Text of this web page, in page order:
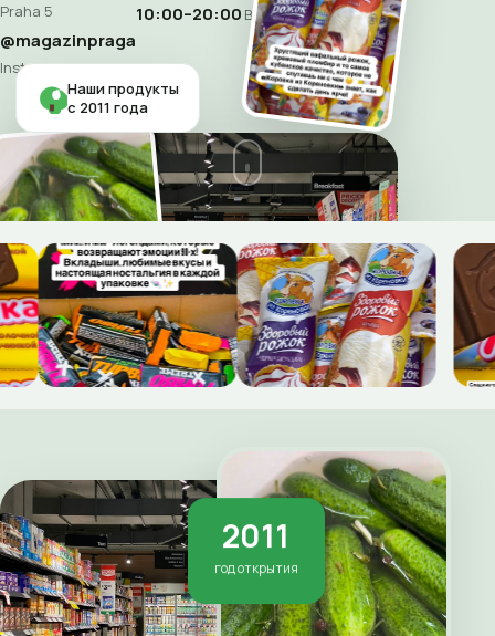
Praha 5 10:00–20:00 Воскресенье
@magazinpraga
Instagram
Наши продукты
с 2011 года
2011
год открытия